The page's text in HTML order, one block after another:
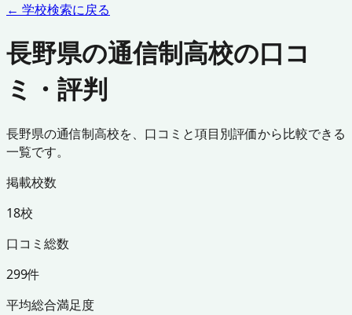
← 学校検索に戻る
長野県の通信制高校の口コ
ミ・評判
長野県の通信制高校を、口コミと項目別評価から比較できる
一覧です。
掲載校数
18校
口コミ総数
299件
平均総合満足度